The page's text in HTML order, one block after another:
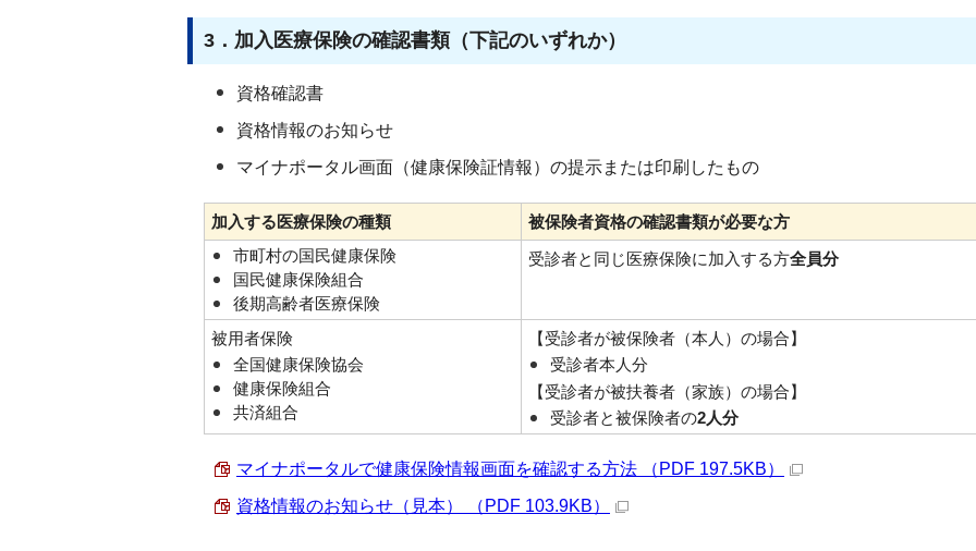
3．加入医療保険の確認書類（下記のいずれか）
資格確認書
資格情報のお知らせ
マイナポータル画面（健康保険証情報）の提示または印刷したもの
加入する医療保険の種類
被保険者資格の確認書類が必要な方
市町村の国民健康保険
国民健康保険組合
後期高齢者医療保険
受診者と同じ医療保険に加入する方全員分
被用者保険
全国健康保険協会
健康保険組合
共済組合
【受診者が被保険者（本人）の場合】
受診者本人分
【受診者が被扶養者（家族）の場合】
受診者と被保険者の2人分
マイナポータルで健康保険情報画面を確認する方法 （PDF 197.5KB）
資格情報のお知らせ（見本） （PDF 103.9KB）